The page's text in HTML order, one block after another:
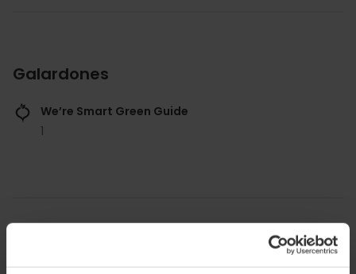
Galardones
We’re Smart Green Guide
1